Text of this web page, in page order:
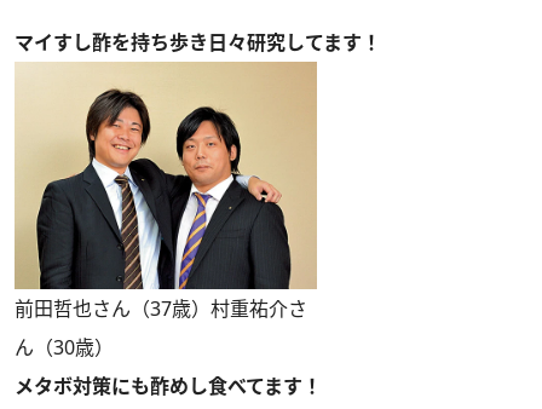
マイすし酢を持ち歩き日々研究してます！
前田哲也さん（37歳）村重祐介さ
ん（30歳）
メタボ対策にも酢めし食べてます！